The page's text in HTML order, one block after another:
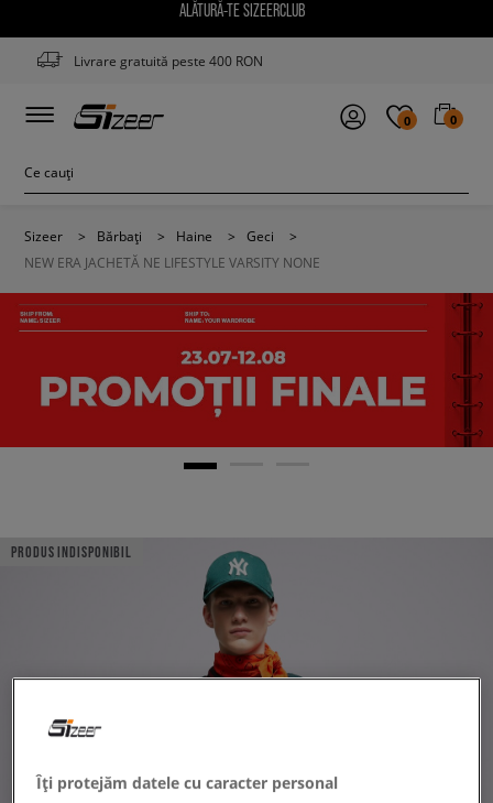
ALĂTURĂ-TE SIZEERCLUB
Livrare gratuită peste 400 RON
0 0
Sizeer > Bărbați > Haine > Geci
>
NEW ERA JACHETĂ NE LIFESTYLE VARSITY NONE
PRODUS INDISPONIBIL
Îți protejăm datele cu caracter personal